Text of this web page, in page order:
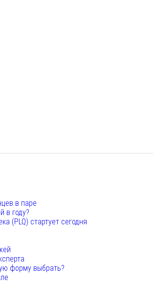
в паре
в году?
(PLQ) стартует сегодня
форму выбрать?